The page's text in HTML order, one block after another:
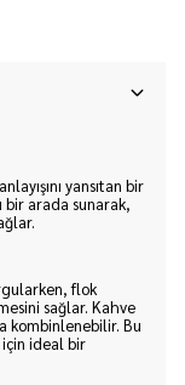
yansıtan bir
bir arada sunarak,
flok
sağlar. Kahve
kombinlenebilir. Bu
ideal bir